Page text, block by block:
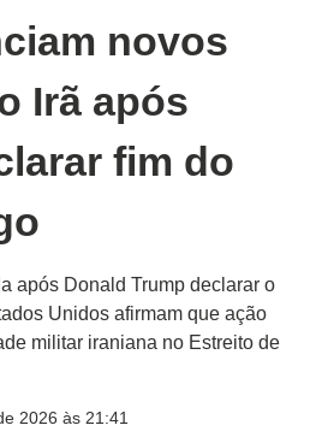
novos
Irã após
fim do
após Donald Trump declarar o
Unidos afirmam que ação
militar iraniana no Estreito de
2026 às 21:41